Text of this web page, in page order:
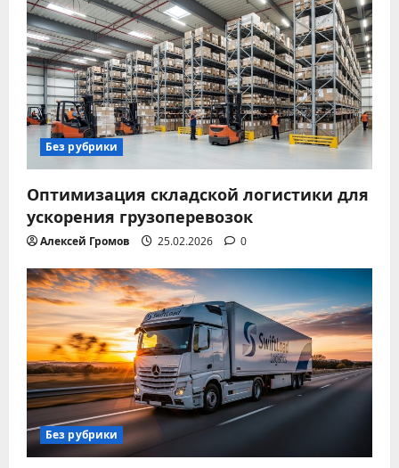
Без рубрики
Оптимизация складской логистики для
ускорения грузоперевозок
Алексей Громов 25.02.2026 0
Без рубрики